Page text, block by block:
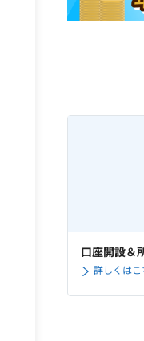
口座開設＆
詳しくはこ